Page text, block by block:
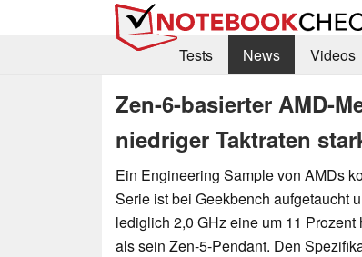
Tests
News Videos
Zen-6-basierter AMD-
niedriger Taktraten
Ein Engineering Sample von AMDs
Serie ist bei Geekbench aufgetaucht
lediglich 2,0 GHz eine um 11
als sein Zen-5-Pendant. Den